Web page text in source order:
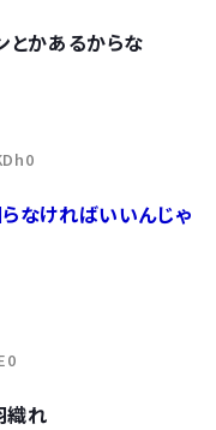
とかあるからな
なければいいんじゃ
織れ